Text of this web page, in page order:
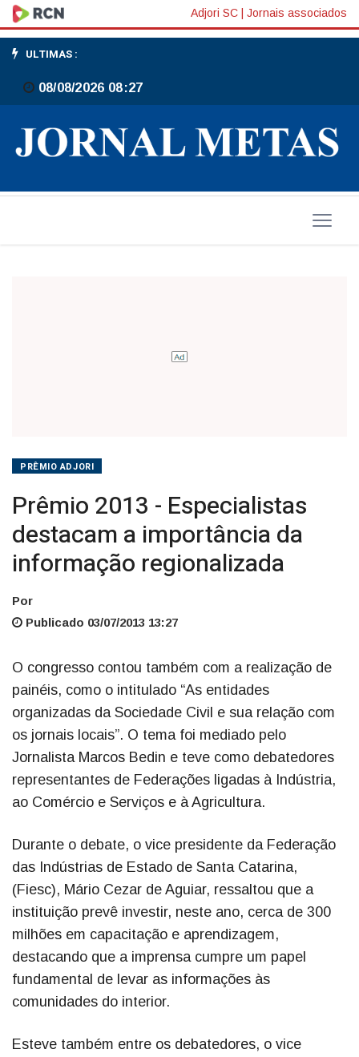
Prêmio
2013
Especialistas
destacam
a
Adjori SC Jornais associados
ULTIMAS :
08/08/2026 08:27
PRÊMIO ADJORI
Prêmio 2013 - Especialistas
destacam a importância da
informação regionalizada
Por
Publicado 03/07/2013 13:27
O congresso contou também com a realização de
painéis, como o intitulado “As entidades
organizadas da Sociedade Civil e sua relação com
os jornais locais”. O tema foi mediado pelo
Jornalista Marcos Bedin e teve como debatedores
representantes de Federações ligadas à Indústria,
ao Comércio e Serviços e à Agricultura.
Durante o debate, o vice presidente da Federação
das Indústrias de Estado de Santa Catarina,
(Fiesc), Mário Cezar de Aguiar, ressaltou que a
instituição prevê investir, neste ano, cerca de 300
milhões em capacitação e aprendizagem,
destacando que a imprensa cumpre um papel
fundamental de levar as informações às
comunidades do interior.
Esteve também entre os debatedores, o vice